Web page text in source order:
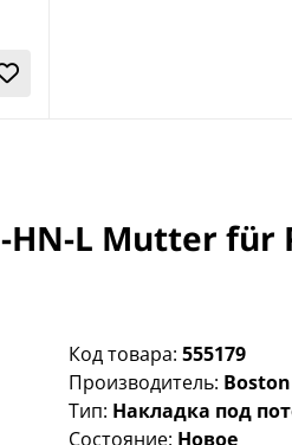
L Mutter für
Код товара:555179
Производитель: Boston
Тип: Накладка под
Состояние: Новое